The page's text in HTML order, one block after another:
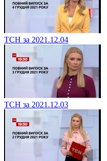
ТСН за 2021.12.04
ТСН за 2021.12.03